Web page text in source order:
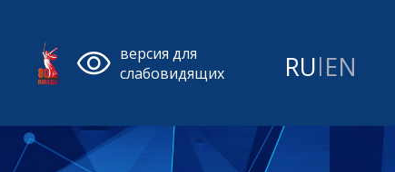
версия для
слабовидящих
RU| EN